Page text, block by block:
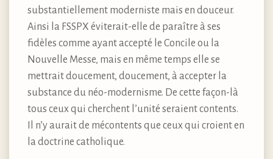
substantiellement moderniste mais en douceur.
Ainsi la FSSPX éviterait-elle de paraître à ses
fidèles comme ayant accepté le Concile ou la
Nouvelle Messe, mais en même temps elle se
mettrait doucement, doucement, à accepter la
substance du néo-modernisme. De cette façon-là
tous ceux qui cherchent l’unité seraient contents.
Il n’y aurait de mécontents que ceux qui croient en
la doctrine catholique.